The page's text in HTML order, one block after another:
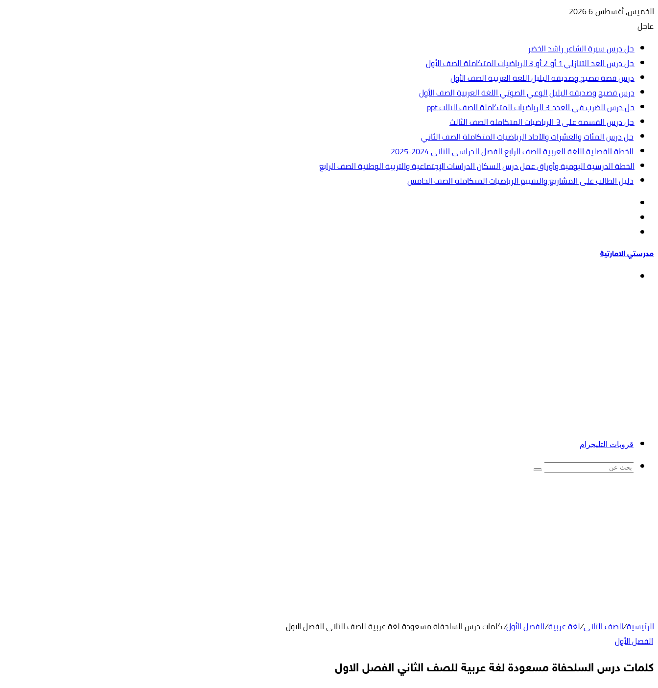
الخميس, أغسطس 6 2026
عاجل
حل درس سيرة الشاعر راشد الخضر
حل درس العد التنازلي 1 أو 2 أو 3 الرياضيات المتكاملة الصف الأول
درس قصة فصيح وصديقه البلبل اللغة العربية الصف الأول
درس فصيح وصديقه البلبل الوعي الصوتي اللغة العربية الصف الأول
حل درس الضرب في العدد 3 الرياضيات المتكاملة الصف الثالث.ppt
حل درس القسمة على 3 الرياضيات المتكاملة الصف الثالث
حل درس المئات والعشرات والآحاد الرياضيات المتكاملة الصف الثاني
الخطة الفصلية اللغة العربية الصف الرابع الفصل الدراسي الثاني 2024-2025
الخطة الدرسية اليومية وأوراق عمل درس السكان الدراسات الإجتماعية والتربية الوطنية الصف الرابع
دليل الطالب على المشاريع والتقييم الرياضيات المتكاملة الصف الخامس
عمود
جانبي
مدرستي الامارتية
قروبات التليجرام
بحث
الرئيسية/الصف الثاني/لغة عربية/الفصل الأول/كلمات درس السلحفاة مسعودة لغة عربية للصف الثاني الفصل الاول
الفصل الأول
كلمات درس السلحفاة مسعودة لغة عربية للصف الثاني الفصل الاول